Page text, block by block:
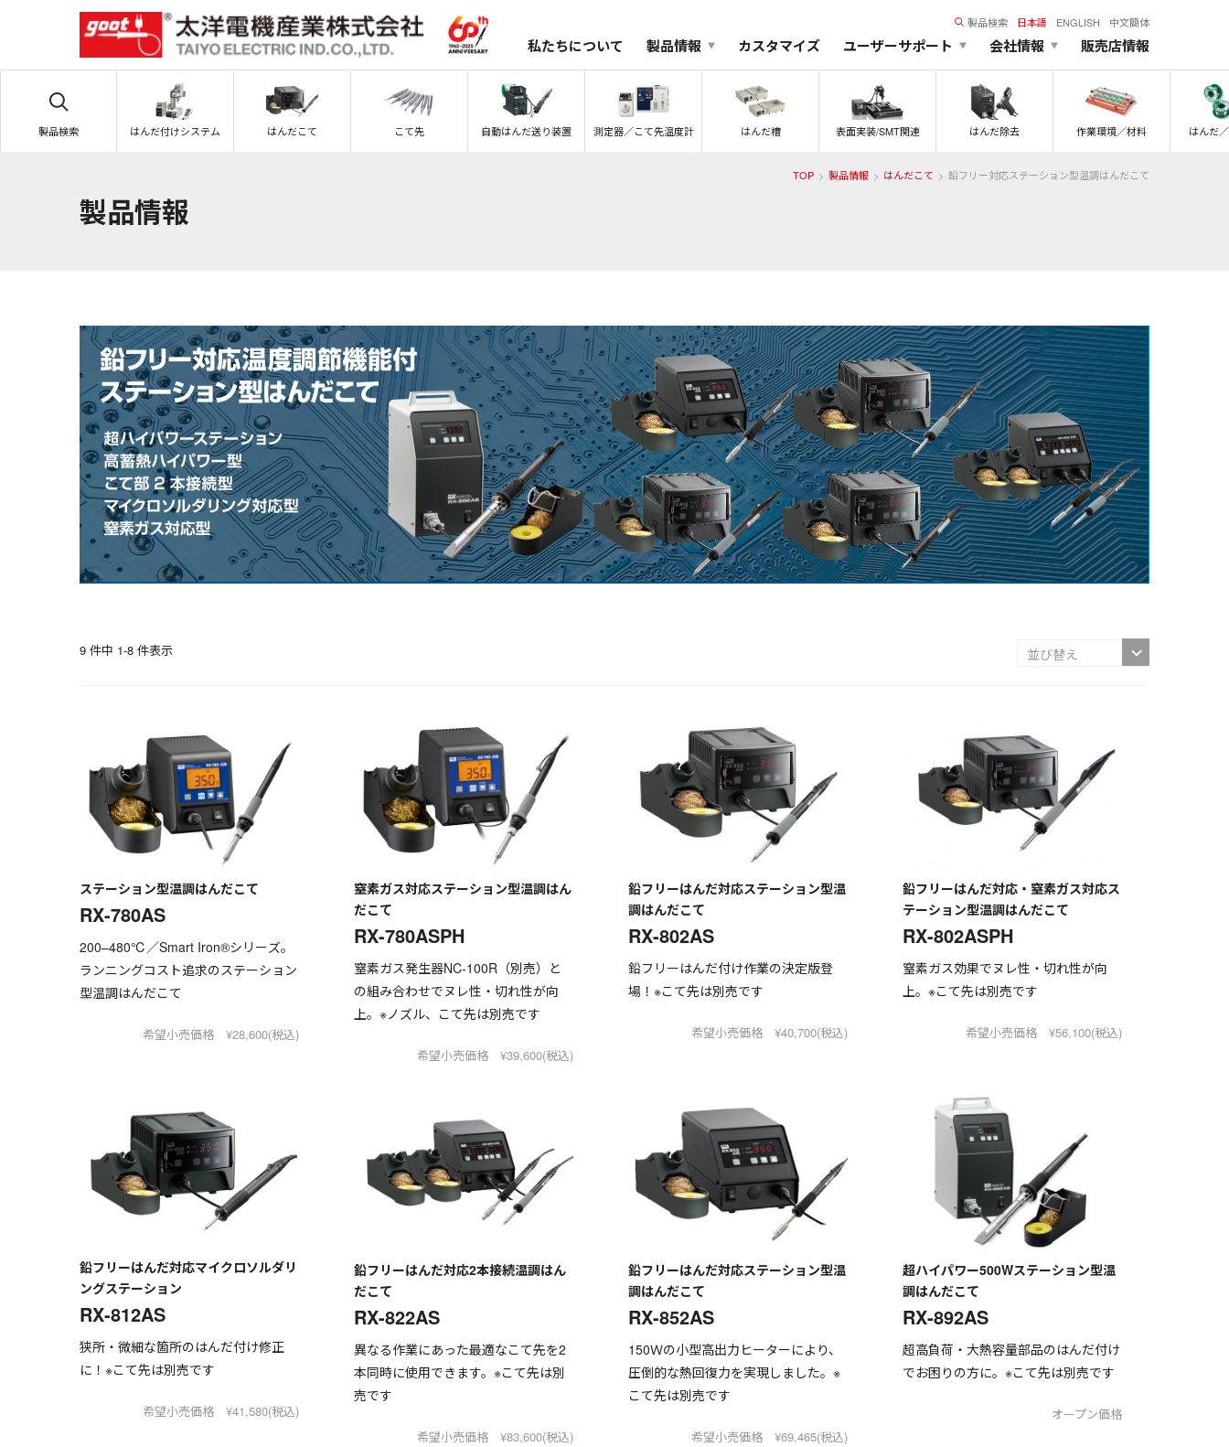
製品検索 日本語 ENGLISH 中文簡体
私たちについて 製品情報 カスタマイズ ユーザーサポート 会社情報 販売店情報
製品検索 はんだ付けシステム はんだこて こて先 自動はんだ送り装置 測定器／こて先温度計 はんだ槽 表面実装/SMT関連 はんだ除去 作業環境／材料 はんだ
製品情報
TOP 製品情報 はんだこて 鉛フリー対応ステーション型温調はんだこて
9 件中 1-8 件表示
ステーション型温調はんだこて
RX-780AS
200–480℃／Smart Iron®︎シリーズ。
ランニングコスト追求のステーション
型温調はんだこて
希望小売価格 ¥28,600(税込)
窒素ガス対応ステーション型温調はん
だこて
RX-780ASPH
窒素ガス発生器NC-100R（別売）と
の組み合わせでヌレ性・切れ性が向
上。※ノズル、こて先は別売です
希望小売価格 ¥39,600(税込)
鉛フリーはんだ対応ステーション型温
調はんだこて
RX-802AS
鉛フリーはんだ付け作業の決定版登
場！※こて先は別売です
希望小売価格 ¥40,700(税込)
鉛フリーはんだ対応・窒素ガス対応ス
テーション型温調はんだこて
RX-802ASPH
窒素ガス効果でヌレ性・切れ性が向
上。※こて先は別売です
希望小売価格 ¥56,100(税込)
鉛フリーはんだ対応マイクロソルダリ
ングステーション
RX-812AS
狭所・微細な箇所のはんだ付け修正
に！※こて先は別売です
希望小売価格 ¥41,580(税込)
鉛フリーはんだ対応2本接続温調はん
だこて
RX-822AS
異なる作業にあった最適なこて先を2
本同時に使用できます。※こて先は別
売です
希望小売価格 ¥83,600(税込)
鉛フリーはんだ対応ステーション型温
調はんだこて
RX-852AS
150Ｗの小型高出力ヒーターにより、
圧倒的な熱回復力を実現しました。※
こて先は別売です
希望小売価格 ¥69,465(税込)
超ハイパワー500Wステーション型温
調はんだこて
RX-892AS
超高負荷・大熱容量部品のはんだ付け
でお困りの方に。※こて先は別売です
オープン価格